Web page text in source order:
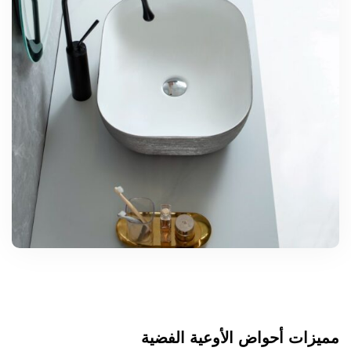
مميزات أحواض الأوعية الفضية